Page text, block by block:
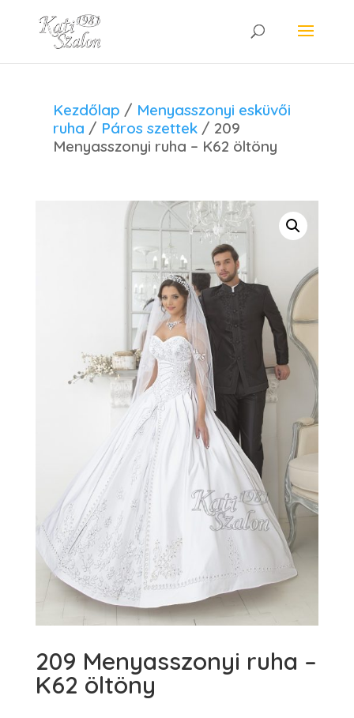
Kezdőlap / Menyasszonyi esküvői
ruha / Páros szettek / 209
Menyasszonyi ruha – K62 öltöny
209 Menyasszonyi ruha –
K62 öltöny